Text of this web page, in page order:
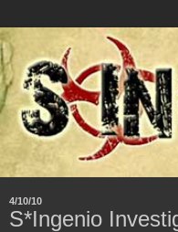
4/10/10
S*Ingenio